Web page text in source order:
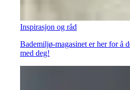
Inspirasjon og råd
Bademiljø-magasinet er her for å
med deg!